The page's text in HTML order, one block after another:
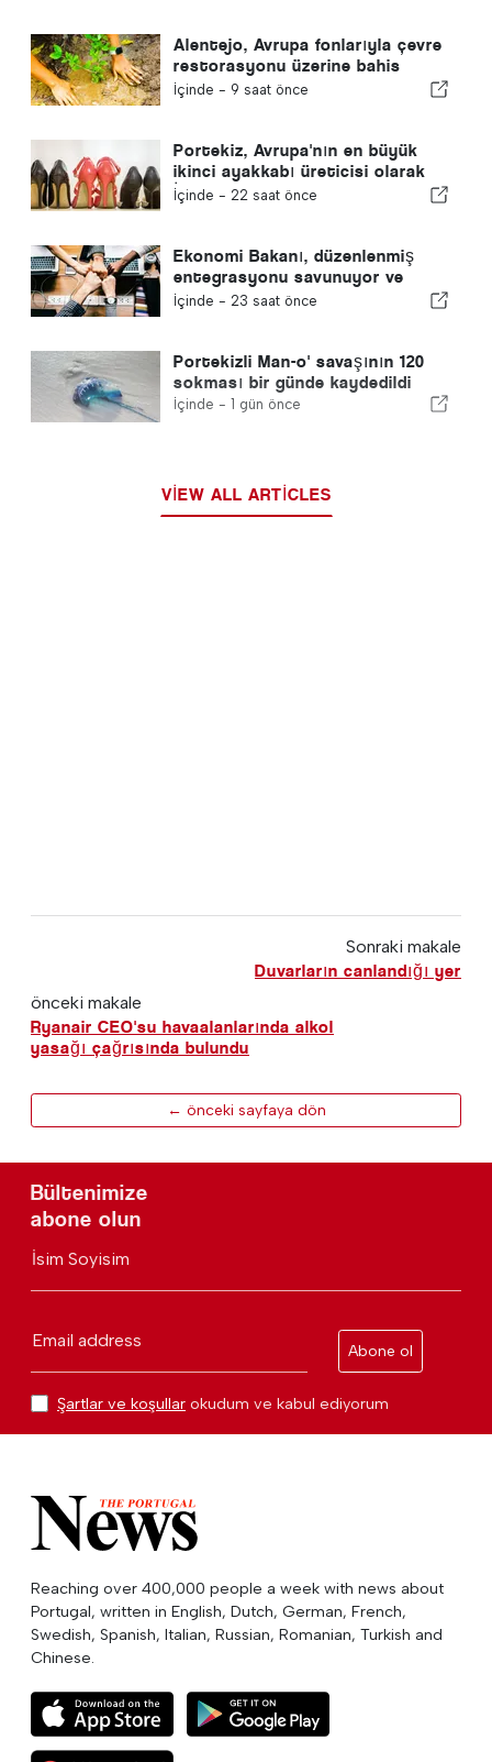
Alentejo, Avrupa fonlarıyla çevre
restorasyonu üzerine bahis
yapıyor
İçinde - 9 saat önce
Portekiz, Avrupa'nın en büyük
ikinci ayakkabı üreticisi olarak
İspanya'yı geride bıraktı
İçinde - 22 saat önce
Ekonomi Bakanı, düzenlenmiş
entegrasyonu savunuyor ve
göçmenler için hızlı bir kanal
İçinde - 23 saat önce
Portekizli Man-o' savaşının 120
sokması bir günde kaydedildi
İçinde - 1 gün önce
VIEW ALL ARTICLES
Sonraki makale
Duvarların canlandığı yer
önceki makale
Ryanair CEO'su havaalanlarında alkol
yasağı çağrısında bulundu
← önceki sayfaya dön
Bültenimize
abone olun
İsim Soyisim
Email address
Abone ol
Şartlar ve koşullar okudum ve kabul ediyorum
Reaching over 400,000 people a week with news about
Portugal, written in English, Dutch, German, French,
Swedish, Spanish, Italian, Russian, Romanian, Turkish and
Chinese.